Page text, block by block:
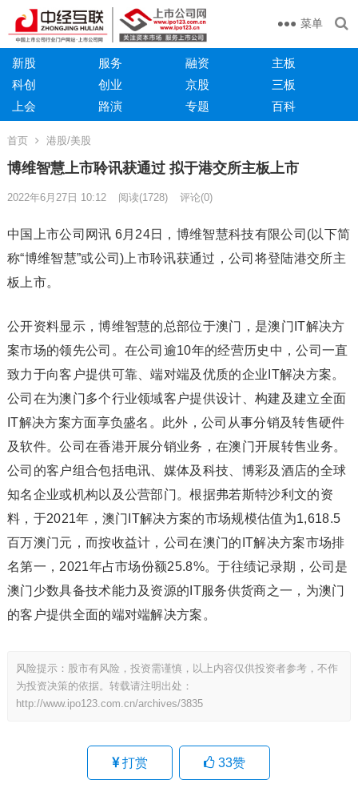
菜单
新股 服务 融资
主板
科创
创业 京股
三板
上会
路演 专题 百科
首页 港股/美股
博维智慧上市聆讯获通过 拟于港交所主板上市
2022年6月27日 10:12 阅读(1728) 评论(0)
中国上市公司网讯 6月24日，博维智慧科技有限公司(以下简
称“博维智慧”或公司)上市聆讯获通过，公司将登陆港交所主
板上市。
公开资料显示，博维智慧的总部位于澳门，是澳门IT解决方
案市场的领先公司。在公司逾10年的经营历史中，公司一直
致力于向客户提供可靠、端对端及优质的企业IT解决方案。
公司在为澳门多个行业领域客户提供设计、构建及建立全面
IT解决方案方面享负盛名。此外，公司从事分销及转售硬件
及软件。公司在香港开展分销业务，在澳门开展转售业务。
公司的客户组合包括电讯、媒体及科技、博彩及酒店的全球
知名企业或机构以及公营部门。根据弗若斯特沙利文的资
料，于2021年，澳门IT解决方案的市场规模估值为1,618.5
百万澳门元，而按收益计，公司在澳门的IT解决方案市场排
名第一，2021年占市场份额25.8%。于往绩记录期，公司是
澳门少数具备技术能力及资源的IT服务供货商之一，为澳门
的客户提供全面的端对端解决方案。
风险提示：股市有风险，投资需谨慎，以上内容仅供投资者参考，不作
为投资决策的依据。转载请注明出处：
http://www.ipo123.com.cn/archives/3835
打赏 33赞